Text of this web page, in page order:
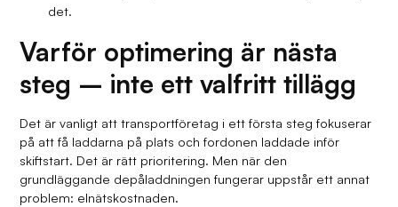
det.
Varför optimering är nästa
steg – inte ett valfritt tillägg
Det är vanligt att transportföretag i ett första steg fokuserar
på att få laddarna på plats och fordonen laddade inför
skiftstart. Det är rätt prioritering. Men när den
grundläggande depåladdningen fungerar uppstår ett annat
problem: elnätskostnaden.